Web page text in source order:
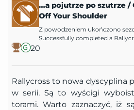
20
…a pojutrze po szutrze /
Off Your Shoulder
Z powodzeniem ukończono
Successfully completed a
Rallycross to nowa dyscyplina
w serii. Są to wyścigi
torami. Warto zaznaczyć, iż